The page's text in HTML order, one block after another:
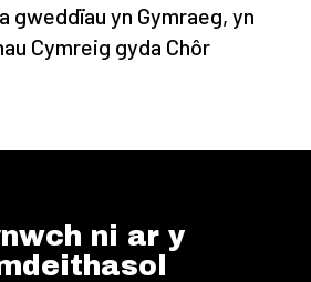
gweddïau yn Gymraeg, yn
Cymreig gyda Chôr
ni ar y